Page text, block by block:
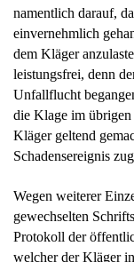
namentlich darauf,
einvernehmlich
dem Kläger
leistungsfrei, denn
Unfallflucht
die Klage im
Kläger geltend
Schadensereignis
Wegen weiterer
gewechselten
Protokoll der
welcher der Kläger